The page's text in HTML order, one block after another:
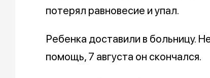
потерял равновесие и упал.
Ребенка доставили в больницу.
помощь, 7 августа он скончался.